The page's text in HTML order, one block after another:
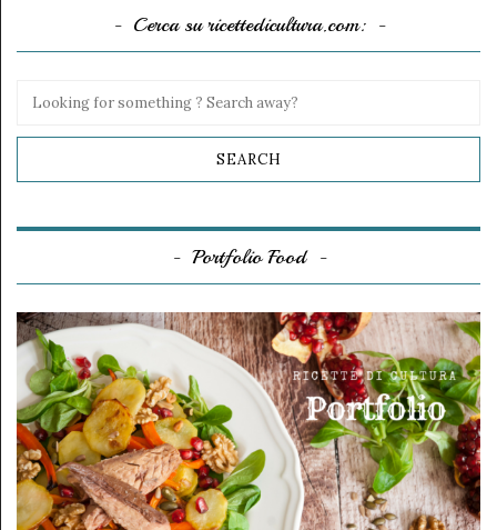
Cerca su ricettedicultura.com:
Portfolio Food